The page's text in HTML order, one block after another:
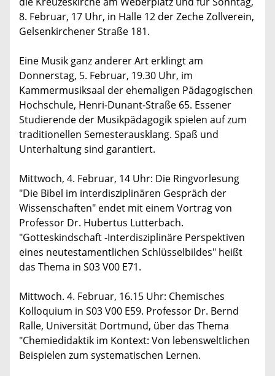
8. Februar, 17 Uhr, in Halle 12 der Zeche Zollverein,
Gelsenkirchener Straße 181.
Eine Musik ganz anderer Art erklingt am
Donnerstag, 5. Februar, 19.30 Uhr, im
Kammermusiksaal der ehemaligen Pädagogischen
Hochschule, Henri-Dunant-Straße 65. Essener
Studierende der Musikpädagogik spielen auf zum
traditionellen Semesterausklang. Spaß und
Unterhaltung sind garantiert.
Mittwoch, 4. Februar, 14 Uhr: Die Ringvorlesung
"Die Bibel im interdisziplinären Gespräch der
Wissenschaften" endet mit einem Vortrag von
Professor Dr. Hubertus Lutterbach.
"Gotteskindschaft -Interdisziplinäre Perspektiven
eines neutestamentlichen Schlüsselbildes" heißt
das Thema in S03 V00 E71.
Mittwoch. 4. Februar, 16.15 Uhr: Chemisches
Kolloquium in S03 V00 E59. Professor Dr. Bernd
Ralle, Universität Dortmund, über das Thema
"Chemiedidaktik im Kontext: Von lebensweltlichen
Beispielen zum systematischen Lernen.